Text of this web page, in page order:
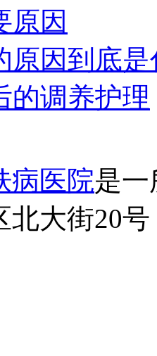
原因
原因到底
的调养护理
病医院是
北大街20